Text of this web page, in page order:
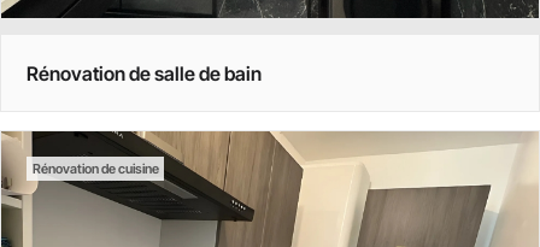
Rénovation de salle de bain
Rénovation de cuisine